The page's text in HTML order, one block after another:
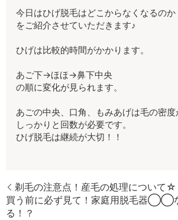
今日はひげ脱毛はどこからなくなるのか
をご紹介させていただきます♪
ひげは比較的時間がかかります。
あご下→ほほ→鼻下中央
の順に変化が見られます。
あごの中央、口角、もみあげは毛の密度
しっかりと回数が必要です。
ひげ脱毛は継続が大切！！
剃毛の注意点！産毛の処理について☆
買う前に必ず見て！家庭用脱毛器◯◯
る！？